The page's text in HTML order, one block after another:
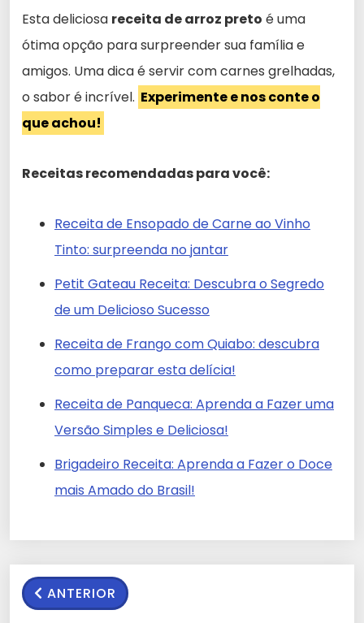
Esta deliciosa receita de arroz preto é uma
ótima opção para surpreender sua família e
amigos. Uma dica é servir com carnes grelhadas,
o sabor é incrível. Experimente e nos conte o
que achou!
Receitas recomendadas para você:
Receita de Ensopado de Carne ao Vinho
Tinto: surpreenda no jantar
Petit Gateau Receita: Descubra o Segredo
de um Delicioso Sucesso
Receita de Frango com Quiabo: descubra
como preparar esta delícia!
Receita de Panqueca: Aprenda a Fazer uma
Versão Simples e Deliciosa!
Brigadeiro Receita: Aprenda a Fazer o Doce
mais Amado do Brasil!
ANTERIOR